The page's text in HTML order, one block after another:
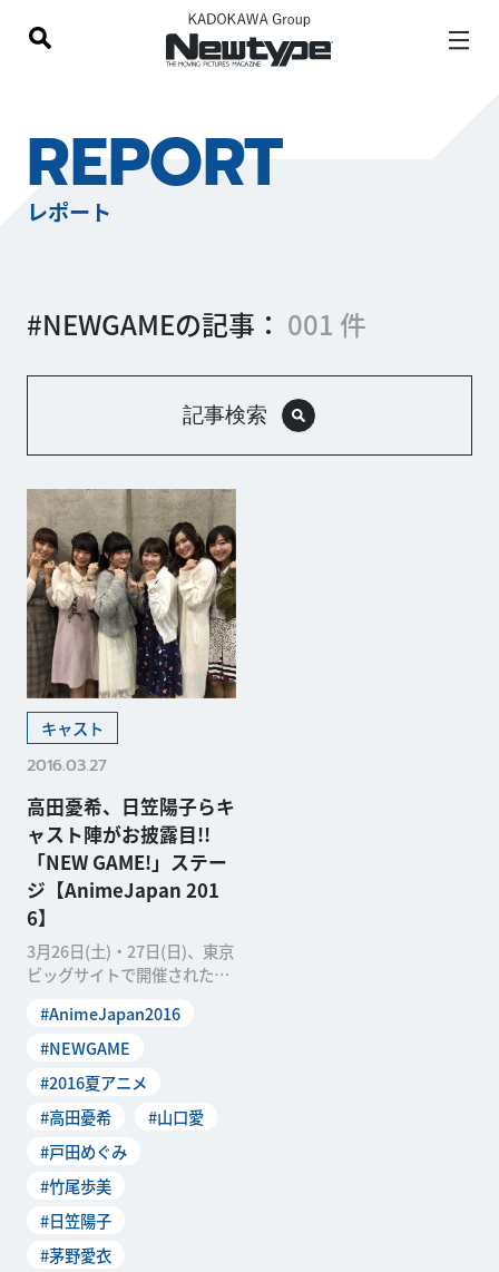
REPORT
レポート
#NEWGAMEの記事： 001 件
記事検索
キャスト
2016.03.27
高田憂希、日笠陽子らキ
ャスト陣がお披露目!!
「NEW GAME!」ステー
ジ【AnimeJapan 201
6】
3月26日(土)・27日(日)、東京
ビッグサイトで開催された日
「AnimeJ
#AnimeJapan2016
#NEWGAME
#2016夏アニメ
#高田憂希
#山口愛
#戸田めぐみ
#竹尾歩美
#日笠陽子
#茅野愛衣